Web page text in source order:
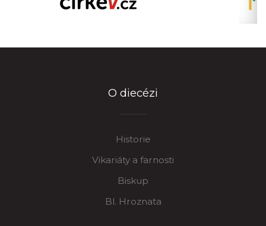
O diecézi
Historie
Vikariáty a farnosti
Biskup
Bl. Hroznata